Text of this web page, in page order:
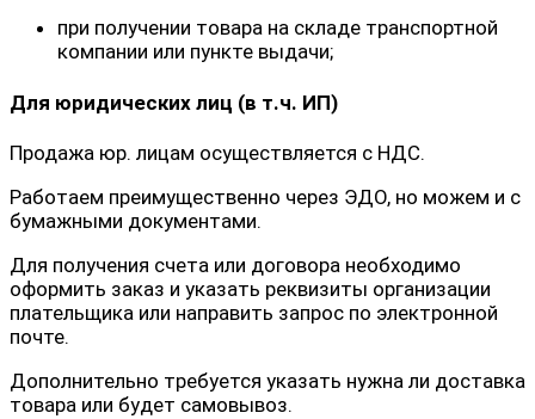
при получении товара на складе транспортной
компании или пункте выдачи;
Для юридических лиц (в т.ч. ИП)
Продажа юр. лицам осуществляется с НДС.
Работаем преимущественно через ЭДО, но можем и с
бумажными документами.
Для получения счета или договора необходимо
оформить заказ и указать реквизиты организации
плательщика или направить запрос по электронной
почте.
Дополнительно требуется указать нужна ли доставка
товара или будет самовывоз.